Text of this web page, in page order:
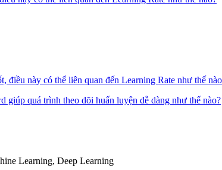
giúp quá trình theo dõi huấn luyện dễ dàng như thế nào?
Learning, Deep Learning